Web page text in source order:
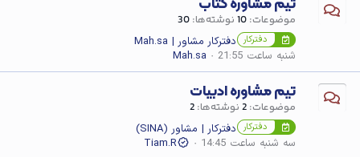
موضوعات 10 نوشته‌ها 30
دفترکار دفترکار مشاور | Mah.sa
شنبه ساعت 21:55
Mah.sa
تیم مشاوره ادبیات
موضوعات 2 نوشته‌ها 2
دفترکار دفترکار | مشاور (SINA)
سه شنبه ساعت 14:45
Tiam.R